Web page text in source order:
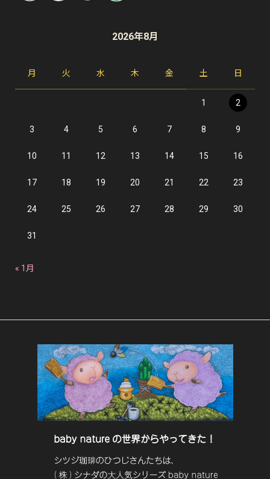
2026年8月
月 火 水 木 金 土 日
1 2
3 4 5 6 7 8 9
10 11 12 13 14 15 16
17 18 19 20 21 22 23
24 25 26 27 28 29 30
31
« 1月